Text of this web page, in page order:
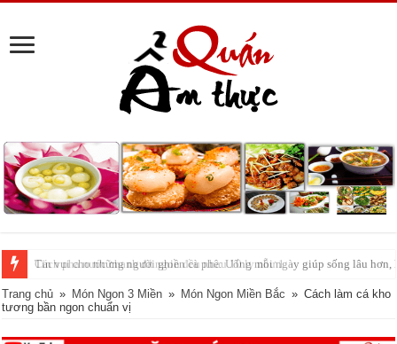
Tin vui cho những người ghiền cà phê: Uống mỗi ngày giúp sống lâu hơn,
Trang chủ » Món Ngon 3 Miền » Món Ngon Miền Bắc » Cách làm cá kho
tương bần ngon chuẩn vị